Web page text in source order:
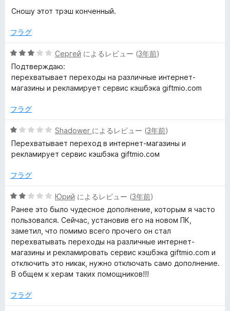
l
i
x
p
e
s
s
™
Сношу этот трэш конченный.
フラグ
5
段
階
中
の
価
Сергей によるレビュー (3年前)
Подтверждаю:
перехватывает переходы на различные интернет-
магазины и рекламирует сервис кэшбэка giftmio.com
フラグ
5
段
階
1
評
価
Shadower によるレビュー (3年前)
Перехватывает переход в интернет-магазины и
рекламирует сервис кэшбэка giftmio.coм
フラグ
5
段
階
中
2
の
評
価
Юрий によるレビュー (3年前)
Ранее это было чудесное дополнение, которым я часто
пользовался. Сейчас, установив его на новом ПК,
заметил, что помимо всего прочего он стал
перехватывать переходы на различные интернет-
магазины и рекламировать сервис кэшбэка giftmio.com и
отключить это никак, нужно отключать само дополнение.
В общем к херам таких помощников!!!
フラグ